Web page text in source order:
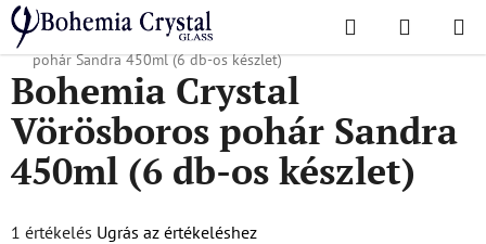
Ugrás
fő
tartalomhoz
Keresés KOSÁR
Kezdőlap
/ Népszerű kollekciók / Sandra
Bohemia Crystal Vörösboros
pohár Sandra 450ml (6 db-os készlet)
Bohemia Crystal
Vörösboros pohár Sandra
450ml (6 db-os készlet)
A
1 értékelés Ugrás az értékeléshez